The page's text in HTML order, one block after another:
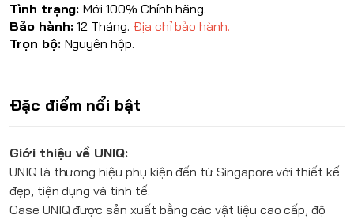
Tình trạng:Mới 100% Chính hãng.
Bảo hành:12 Tháng. Địa chỉ bảo hành.
Trọn bộ: Nguyên hộp.
Đặc điểm nổi bật
Giới thiệu về UNIQ:
UNIQ là thương hiệu phụ kiện đến từ Singapore với thiết kế
đẹp, tiện dụng và tinh tế.
Case UNIQđược sản xuất bằng các vật liệu cao cấp, độ